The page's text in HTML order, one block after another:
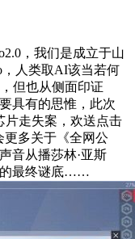
，我们是成立于山
，人类取AI该当若何
但也从侧面印证
具有的思惟，此次
片走失案，欢送点击
更多关于《全网公
音从播莎林·亚斯
的最终谜底……